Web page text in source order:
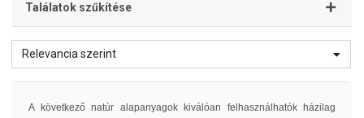
Találatok szűkítése
Relevancia szerint
A következő natúr alapanyagok kiválóan felhasználhatók házilag